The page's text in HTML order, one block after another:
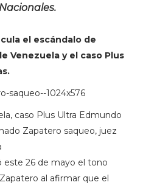
el escándalo de
Venezuela y el caso Plus
caso Plus Ultra Edmundo
Zapatero saqueo, juez
este 26 de mayo el tono
al afirmar que el